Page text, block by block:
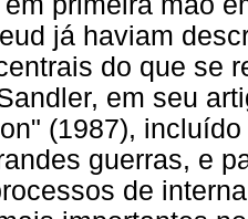
já haviam
do que se
em seu
(1987),
guerras, e
de